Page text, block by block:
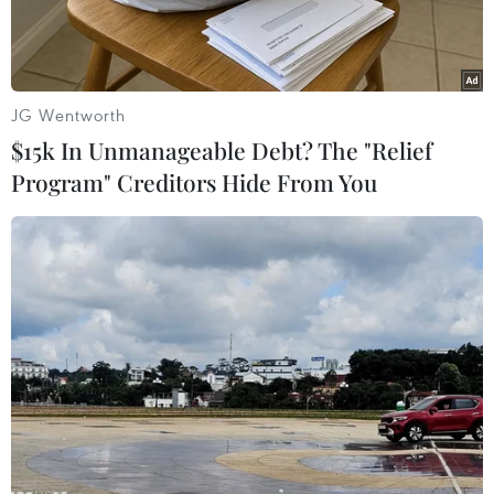
cao.
Để ngành lâm nghiệp thực sự phát huy được tiềm năng, cần
phải nghiên cứu các mô hình phát triển kinh tế dưới tán rừng.
(Ảnh: Hùng Võ/Vietnam+)
JG Wentworth
$15k In Unmanageable Debt? The "Relief
Program" Creditors Hide From You